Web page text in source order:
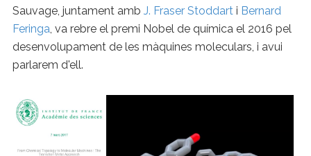
Sauvage, juntament amb J. Fraser Stoddarti Bernard
Feringa, va rebre el premi Nobel de química el 2016 pel
desenvolupament de les màquines moleculars, i avui
parlarem d'ell.